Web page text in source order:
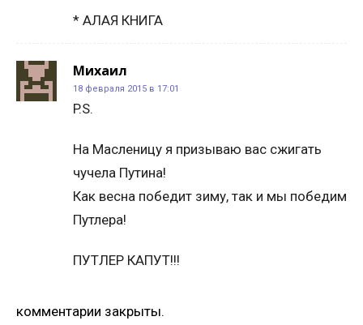
* АЛАЯ КНИГА
Михаил
18 февраля 2015 в 17:01
P.S.
На Масленицу я призываю вас сжигать
чучела Путина!
Как весна победит зиму, так и мы победим
Путлера!
ПУТЛЕР КАПУТ!!!
комментарии закрыты.